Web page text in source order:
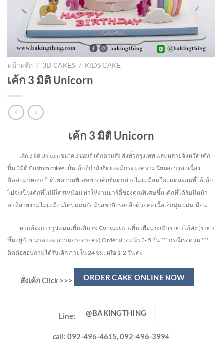
หน้าหลัก / 3D CAKES / KIDS CAKE
เค้ก 3 มิติ Unicorn
เค้ก 3 มิติ Unicorn
เค้ก 3 มิติ Unicornขนาด 3 ปอนด์ เค้กตามสั่ง ส่งทั่วกรุงเทพ และ หลายจังหวัด เค้ก
ปั้น 3มิติ Custom cakes เป็นเค้กที่กำลังฮิตและมีกระแสความนิยมอย่างต่อเนื่อง
ติดต่อมาหลายปี ด้วยความพิเศษของเค้กที่แตกต่างไม่เหมือนใคร แต่ละคนที่ได้เค้ก
ไปจะเป็นเค้กที่ไม่มีใครเหมือน ทำให้งานปาร์ตี้ของคุณพิเศษขึ้น เค้กที่ได้รับมีหน้า
ตาที่สวยงามไม่เหมือนใคร แถมยัง มีรสชาติอร่อยอีกด้วยค่ะ เนื้อเค้กนุ่มแน่นเนียน
หากต้องการ รูปแบบเพิ่มเติม ส่ง Concept มาเพิ่ม เพื่อประเมินราคาได้ค่ะ (ราคา
ขึ้นอยู่กับขนาดและ ความยากง่ายค่ะ) Order ล่วงหน้า 3- 5 วัน *** กรณีเร่งด่วน ***
ติดต่อสอบถามได้รับเค้ก ภายใน 24 ชม. หรือ 1-2 วัน ค่ะ
สั่งเค้ก Click >>> ORDER CAKE ONLINE NOW
Line: @BAKINGTHING
call: 092-496-4615, 092-496-3994